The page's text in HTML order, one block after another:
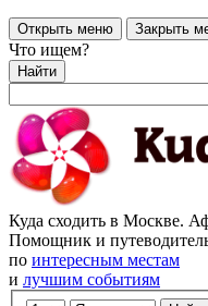
Открыть меню Закрыть
Что ищем?
Найти
Куда сходить в Москве.
Помощник и
по интересным местам
и лучшим событиям